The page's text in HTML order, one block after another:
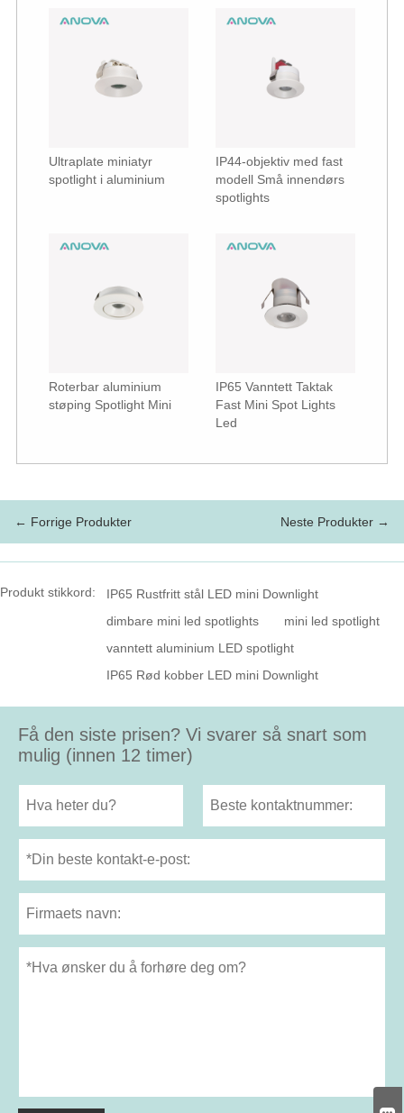
Ultraplate miniatyr
spotlight i aluminium
IP44-objektiv med fast
modell Små innendørs
spotlights
Roterbar aluminium
støping Spotlight Mini
IP65 Vanntett Taktak
Fast Mini Spot Lights
Led
← Forrige Produkter Neste Produkter →
Produkt stikkord:
IP65 Rustfritt stål LED mini Downlight
dimbare mini led spotlights
mini led spotlight
vanntett aluminium LED spotlight
IP65 Rød kobber LED mini Downlight
Få den siste prisen? Vi svarer så snart som
mulig (innen 12 timer)